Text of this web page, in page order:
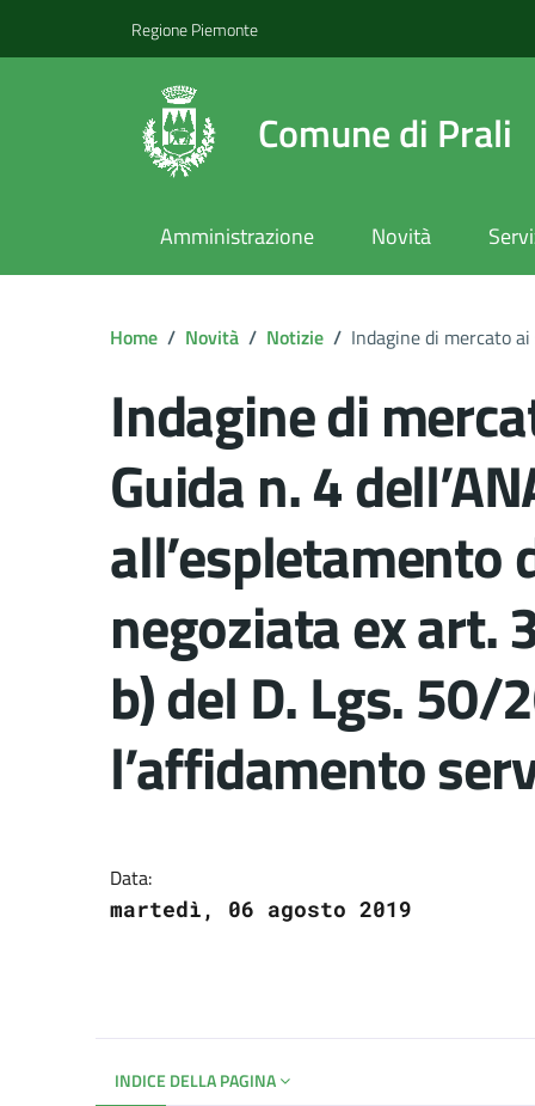
Regione Piemonte
Comune di Prali
Amministrazione Novità
Home / Novità / Notizie / Indagine di mercato
Indagine di
Guida n. 4
all’espletamento
negoziata ex art.
b) del D. Lgs. 50/
l’affidamento
Data:
martedì, 06 agosto 2019
INDICE DELLA PAGINA